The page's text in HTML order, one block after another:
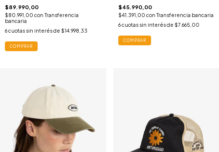
$89.990,00
$80.991,00 con Transferencia
bancaria
6cuotas sin interés de $14.998,33
COMPRAR
$45.990,00
$41.391,00 con Transferencia bancaria
6 cuotas sin interés de $7.665,00
COMPRAR